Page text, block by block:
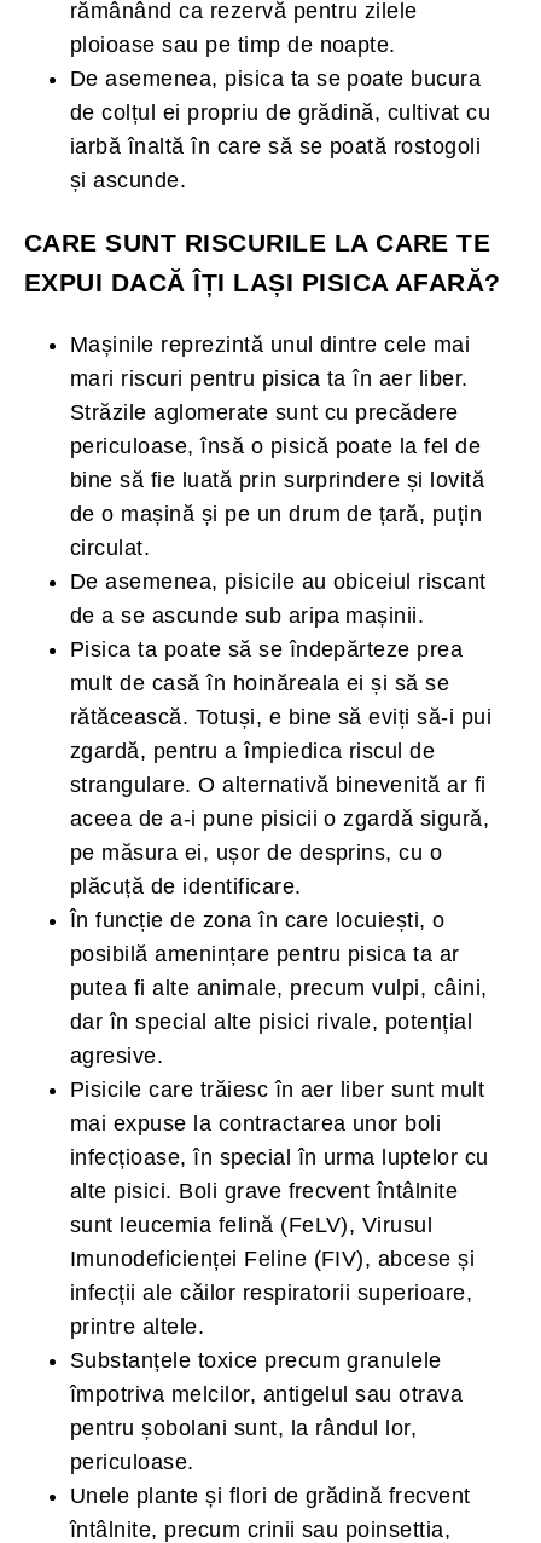
rămânând ca rezervă pentru zilele
ploioase sau pe timp de noapte.
De asemenea, pisica ta se poate bucura
de colțul ei propriu de grădină, cultivat cu
iarbă înaltă în care să se poată rostogoli
și ascunde.
CARE SUNT RISCURILE LA CARE TE
EXPUI DACĂ ÎȚI LAȘI PISICA AFARĂ?
Mașinile reprezintă unul dintre cele mai
mari riscuri pentru pisica ta în aer liber.
Străzile aglomerate sunt cu precădere
periculoase, însă o pisică poate la fel de
bine să fie luată prin surprindere și lovită
de o mașină și pe un drum de țară, puțin
circulat.
De asemenea, pisicile au obiceiul riscant
de a se ascunde sub aripa mașinii.
Pisica ta poate să se îndepărteze prea
mult de casă în hoinăreala ei și să se
rătăcească. Totuși, e bine să eviți să-i pui
zgardă, pentru a împiedica riscul de
strangulare. O alternativă binevenită ar fi
aceea de a-i pune pisicii o zgardă sigură,
pe măsura ei, ușor de desprins, cu o
plăcuță de identificare.
În funcție de zona în care locuiești, o
posibilă amenințare pentru pisica ta ar
putea fi alte animale, precum vulpi, câini,
dar în special alte pisici rivale, potențial
agresive.
Pisicile care trăiesc în aer liber sunt mult
mai expuse la contractarea unor boli
infecțioase, în special în urma luptelor cu
alte pisici. Boli grave frecvent întâlnite
sunt leucemia felină (FeLV), Virusul
Imunodeficienței Feline (FIV), abcese și
infecții ale căilor respiratorii superioare,
printre altele.
Substanțele toxice precum granulele
împotriva melcilor, antigelul sau otrava
pentru șobolani sunt, la rândul lor,
periculoase.
Unele plante și flori de grădină frecvent
întâlnite, precum crinii sau poinsettia,